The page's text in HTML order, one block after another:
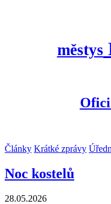
městys
Články Krátké zprávy
Noc kostelů
28.05.2026